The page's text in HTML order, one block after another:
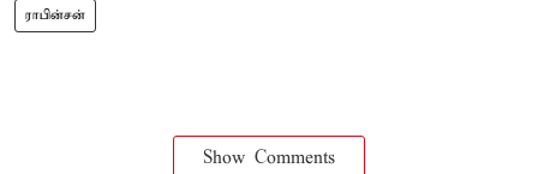
ராபின்சன்
Show Comments